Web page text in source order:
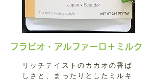
​フラビオ・アルファーロ＋ミルク
リッチテイストのカカオの香ば
しさと、まったりとしたミルキ